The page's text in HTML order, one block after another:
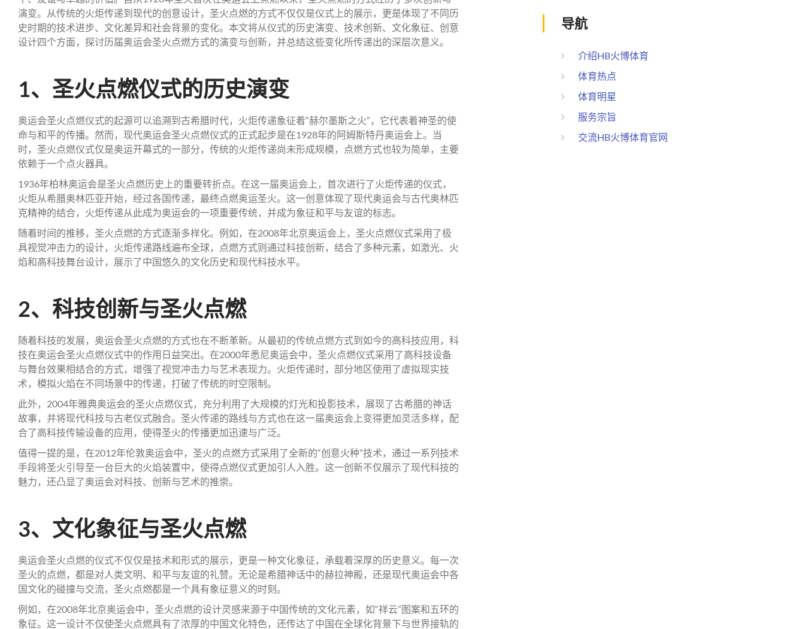
演变。从传统的火炬传递到现代的创意设计，圣火点燃的方式不仅仅是仪式上的展示，更是体现了不同历
史时期的技术进步、文化差异和社会背景的变化。本文将从仪式的历史演变、技术创新、文化象征、创意
设计四个方面，探讨历届奥运会圣火点燃方式的演变与创新，并总结这些变化所传递出的深层次意义。
1、圣火点燃仪式的历史演变
奥运会圣火点燃仪式的起源可以追溯到古希腊时代，火炬传递象征着“赫尔墨斯之火”，它代表着神圣的使
命与和平的传播。然而，现代奥运会圣火点燃仪式的正式起步是在1928年的阿姆斯特丹奥运会上。当
时，圣火点燃仪式仅是奥运开幕式的一部分，传统的火炬传递尚未形成规模，点燃方式也较为简单，主要
依赖于一个点火器具。
1936年柏林奥运会是圣火点燃历史上的重要转折点。在这一届奥运会上，首次进行了火炬传递的仪式，
火炬从希腊奥林匹亚开始，经过各国传递，最终点燃奥运圣火。这一创意体现了现代奥运会与古代奥林匹
克精神的结合，火炬传递从此成为奥运会的一项重要传统，并成为象征和平与友谊的标志。
随着时间的推移，圣火点燃的方式逐渐多样化。例如，在2008年北京奥运会上，圣火点燃仪式采用了极
具视觉冲击力的设计，火炬传递路线遍布全球，点燃方式则通过科技创新，结合了多种元素，如激光、火
焰和高科技舞台设计，展示了中国悠久的文化历史和现代科技水平。
2、科技创新与圣火点燃
随着科技的发展，奥运会圣火点燃的方式也在不断革新。从最初的传统点燃方式到如今的高科技应用，科
技在奥运会圣火点燃仪式中的作用日益突出。在2000年悉尼奥运会中，圣火点燃仪式采用了高科技设备
与舞台效果相结合的方式，增强了视觉冲击力与艺术表现力。火炬传递时，部分地区使用了虚拟现实技
术，模拟火焰在不同场景中的传递，打破了传统的时空限制。
此外，2004年雅典奥运会的圣火点燃仪式，充分利用了大规模的灯光和投影技术，展现了古希腊的神话
故事，并将现代科技与古老仪式融合。圣火传递的路线与方式也在这一届奥运会上变得更加灵活多样，配
合了高科技传输设备的应用，使得圣火的传播更加迅速与广泛。
值得一提的是，在2012年伦敦奥运会中，圣火的点燃方式采用了全新的“创意火种”技术，通过一系列技术
手段将圣火引导至一台巨大的火焰装置中，使得点燃仪式更加引人入胜。这一创新不仅展示了现代科技的
魅力，还凸显了奥运会对科技、创新与艺术的推崇。
3、文化象征与圣火点燃
奥运会圣火点燃的仪式不仅仅是技术和形式的展示，更是一种文化象征，承载着深厚的历史意义。每一次
圣火的点燃，都是对人类文明、和平与友谊的礼赞。无论是希腊神话中的赫拉神殿，还是现代奥运会中各
国文化的碰撞与交流，圣火点燃都是一个具有象征意义的时刻。
例如，在2008年北京奥运会中，圣火点燃的设计灵感来源于中国传统的文化元素，如“祥云”图案和五环的
象征。这一设计不仅使圣火点燃具有了浓厚的中国文化特色，还传达了中国在全球化背景下与世界接轨的
导航
介绍HB火博体育
体育热点
体育明星
服务宗旨
交流HB火博体育官网